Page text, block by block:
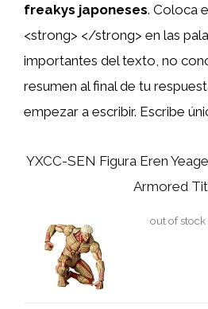
freakys japoneses. Coloca
<strong> </strong> en las
importantes del texto, no
resumen al final de tu
empezar a escribir. Escribe
YXCC-SEN Figura Eren
Armored
out of stock